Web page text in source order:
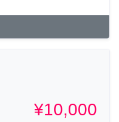
¥10,000